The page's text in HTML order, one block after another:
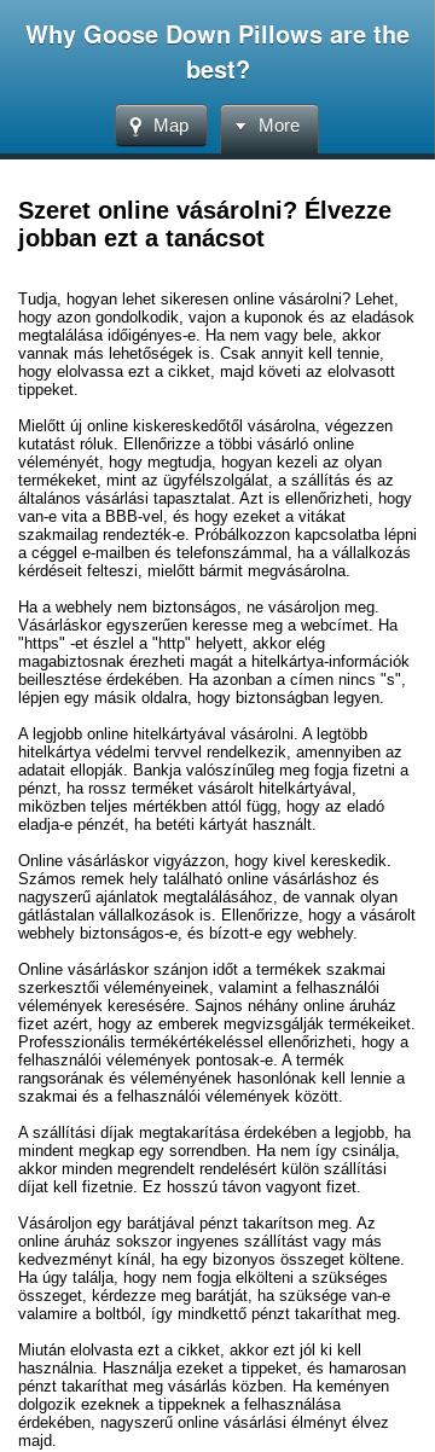
Why Goose Down Pillows are the
best?
Map More
Szeret online vásárolni? Élvezze
jobban ezt a tanácsot
Tudja, hogyan lehet sikeresen online vásárolni? Lehet,
hogy azon gondolkodik, vajon a kuponok és az eladások
megtalálása időigényes-e. Ha nem vagy bele, akkor
vannak más lehetőségek is. Csak annyit kell tennie,
hogy elolvassa ezt a cikket, majd követi az elolvasott
tippeket.
Mielőtt új online kiskereskedőtől vásárolna, végezzen
kutatást róluk. Ellenőrizze a többi vásárló online
véleményét, hogy megtudja, hogyan kezeli az olyan
termékeket, mint az ügyfélszolgálat, a szállítás és az
általános vásárlási tapasztalat. Azt is ellenőrizheti, hogy
van-e vita a BBB-vel, és hogy ezeket a vitákat
szakmailag rendezték-e. Próbálkozzon kapcsolatba lépni
a céggel e-mailben és telefonszámmal, ha a vállalkozás
kérdéseit felteszi, mielőtt bármit megvásárolna.
Ha a webhely nem biztonságos, ne vásároljon meg.
Vásárláskor egyszerűen keresse meg a webcímet. Ha
"https" -et észlel a "http" helyett, akkor elég
magabiztosnak érezheti magát a hitelkártya-információk
beillesztése érdekében. Ha azonban a címen nincs "s",
lépjen egy másik oldalra, hogy biztonságban legyen.
A legjobb online hitelkártyával vásárolni. A legtöbb
hitelkártya védelmi tervvel rendelkezik, amennyiben az
adatait ellopják. Bankja valószínűleg meg fogja fizetni a
pénzt, ha rossz terméket vásárolt hitelkártyával,
miközben teljes mértékben attól függ, hogy az eladó
eladja-e pénzét, ha betéti kártyát használt.
Online vásárláskor vigyázzon, hogy kivel kereskedik.
Számos remek hely található online vásárláshoz és
nagyszerű ajánlatok megtalálásához, de vannak olyan
gátlástalan vállalkozások is. Ellenőrizze, hogy a vásárolt
webhely biztonságos-e, és bízott-e egy webhely.
Online vásárláskor szánjon időt a termékek szakmai
szerkesztői véleményeinek, valamint a felhasználói
vélemények keresésére. Sajnos néhány online áruház
fizet azért, hogy az emberek megvizsgálják termékeiket.
Professzionális termékértékeléssel ellenőrizheti, hogy a
felhasználói vélemények pontosak-e. A termék
rangsorának és véleményének hasonlónak kell lennie a
szakmai és a felhasználói vélemények között.
A szállítási díjak megtakarítása érdekében a legjobb, ha
mindent megkap egy sorrendben. Ha nem így csinálja,
akkor minden megrendelt rendelésért külön szállítási
díjat kell fizetnie. Ez hosszú távon vagyont fizet.
Vásároljon egy barátjával pénzt takarítson meg. Az
online áruház sokszor ingyenes szállítást vagy más
kedvezményt kínál, ha egy bizonyos összeget költene.
Ha úgy találja, hogy nem fogja elkölteni a szükséges
összeget, kérdezze meg barátját, ha szüksége van-e
valamire a boltból, így mindkettő pénzt takaríthat meg.
Miután elolvasta ezt a cikket, akkor ezt jól ki kell
használnia. Használja ezeket a tippeket, és hamarosan
pénzt takaríthat meg vásárlás közben. Ha keményen
dolgozik ezeknek a tippeknek a felhasználása
érdekében, nagyszerű online vásárlási élményt élvez
majd.